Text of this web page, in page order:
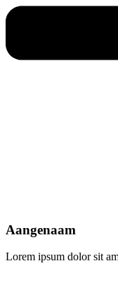
Aangenaam
Lorem ipsum dolor sit